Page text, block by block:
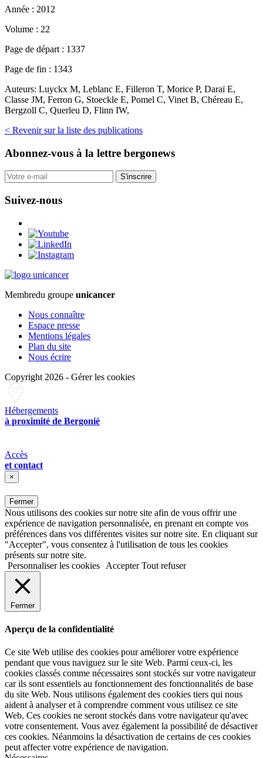
Année : 2012
Volume : 22
Page de départ : 1337
Page de fin : 1343
Auteurs: Luyckx M, Leblanc E, Filleron T, Morice P, Daraï E,
Classe JM, Ferron G, Stoeckle E, Pomel C, Vinet B, Chéreau E,
Bergzoll C, Querleu D, Flinn IW,
< Revenir sur la liste des publications
Abonnez-vous à la lettre bergonews
S'inscrire
Suivez-nous
Membredu groupe unicancer
Nous connaître
Espace presse
Mentions légales
Plan du site
Nous écrire
Copyright 2026 - Gérer les cookies
Hébergements
à proximité de Bergonié
Accès
et contact
×
Fermer
Nous utilisons des cookies sur notre site afin de vous offrir une
expérience de navigation personnalisée, en prenant en compte vos
préférences dans vos différentes visites sur notre site. En cliquant sur
"Accepter", vous consentez à l'utilisation de tous les cookies
présents sur notre site.
Personnaliser les cookies
Accepter Tout refuser
Fermer
Aperçu de la confidentialité
Ce site Web utilise des cookies pour améliorer votre expérience
pendant que vous naviguez sur le site Web. Parmi ceux-ci, les
cookies classés comme nécessaires sont stockés sur votre navigateur
car ils sont essentiels au fonctionnement des fonctionnalités de base
du site Web. Nous utilisons également des cookies tiers qui nous
aident à analyser et à comprendre comment vous utilisez ce site
Web. Ces cookies ne seront stockés dans votre navigateur qu'avec
votre consentement. Vous avez également la possibilité de désactiver
ces cookies. Néanmoins la désactivation de certains de ces cookies
peut affecter votre expérience de navigation.